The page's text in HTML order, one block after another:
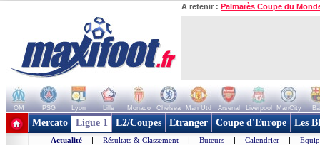
A retenir : Palmarès Coupe du
OM PSG Lyon Lille Monaco Chelsea Man Utd Arsenal Liverpool ManCity
+ de clubs
Mercato Ligue 1 L2/Coupes Etranger Coupe d'Europe Les
Actualité | Résultats & Classement | Buteurs | Calendrier |